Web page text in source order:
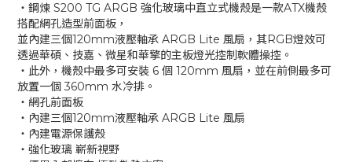
‧鋼煉 S200 TG ARGB 強化玻璃中直立式機殼是一款ATX機殼
搭配網孔造型前面板，
並內建三個120mm液壓軸承 ARGB Lite 風扇，其RGB燈效可
透過華碩、技嘉、微星和華擎的主板燈光控制軟體操控。
‧此外，機殼中最多可安裝 6 個 120mm 風扇，並在前側最多可
放置一個 360mm 水冷排。
‧網孔前面板
‧內建三個120mm液壓軸承 ARGB Lite 風扇
‧內建電源保護殼
‧強化玻璃 嶄新視野